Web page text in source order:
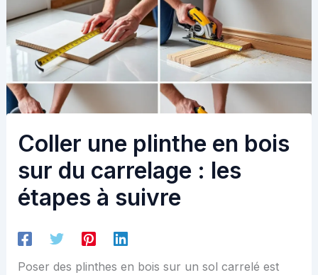
Coller une plinthe en bois
sur du carrelage : les
étapes à suivre
Poser des plinthes en bois sur un sol carrelé est